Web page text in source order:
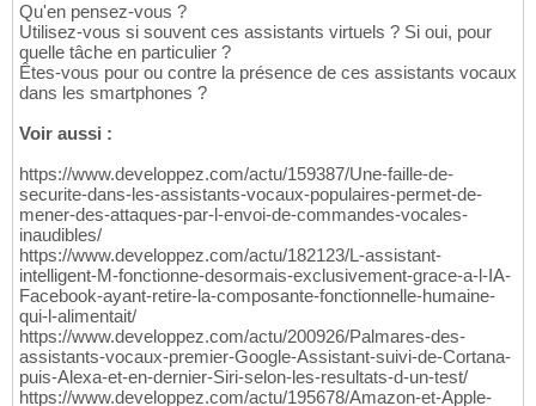
Qu'en pensez-vous ?
Utilisez-vous si souvent ces assistants virtuels ? Si oui, pour
quelle tâche en particulier ?
Êtes-vous pour ou contre la présence de ces assistants vocaux
dans les smartphones ?
Voir aussi :
https://www.developpez.com/actu/159387/Une-faille-de-
securite-dans-les-assistants-vocaux-populaires-permet-de-
mener-des-attaques-par-l-envoi-de-commandes-vocales-
inaudibles/
https://www.developpez.com/actu/182123/L-assistant-
intelligent-M-fonctionne-desormais-exclusivement-grace-a-l-IA-
Facebook-ayant-retire-la-composante-fonctionnelle-humaine-
qui-l-alimentait/
https://www.developpez.com/actu/200926/Palmares-des-
assistants-vocaux-premier-Google-Assistant-suivi-de-Cortana-
puis-Alexa-et-en-dernier-Siri-selon-les-resultats-d-un-test/
https://www.developpez.com/actu/195678/Amazon-et-Apple-